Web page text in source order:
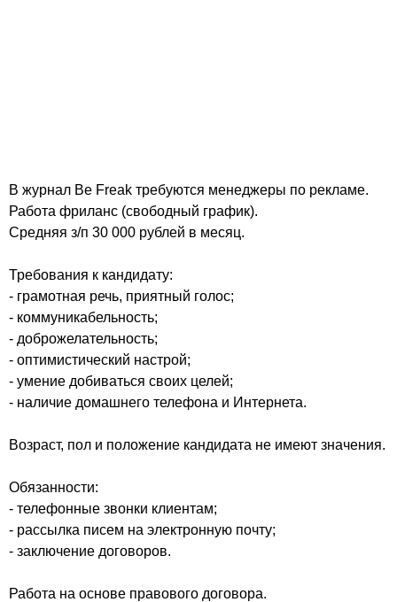
В журнал Be Freak требуются менеджеры по рекламе.
Работа фриланс (свободный график).
Средняя з/п 30 000 рублей в месяц.
Требования к кандидату:
- грамотная речь, приятный голос;
- коммуникабельность;
- доброжелательность;
- оптимистический настрой;
- умение добиваться своих целей;
- наличие домашнего телефона и Интернета.
Возраст, пол и положение кандидата не имеют значения.
Обязанности:
- телефонные звонки клиентам;
- рассылка писем на электронную почту;
- заключение договоров.
Работа на основе правового договора.